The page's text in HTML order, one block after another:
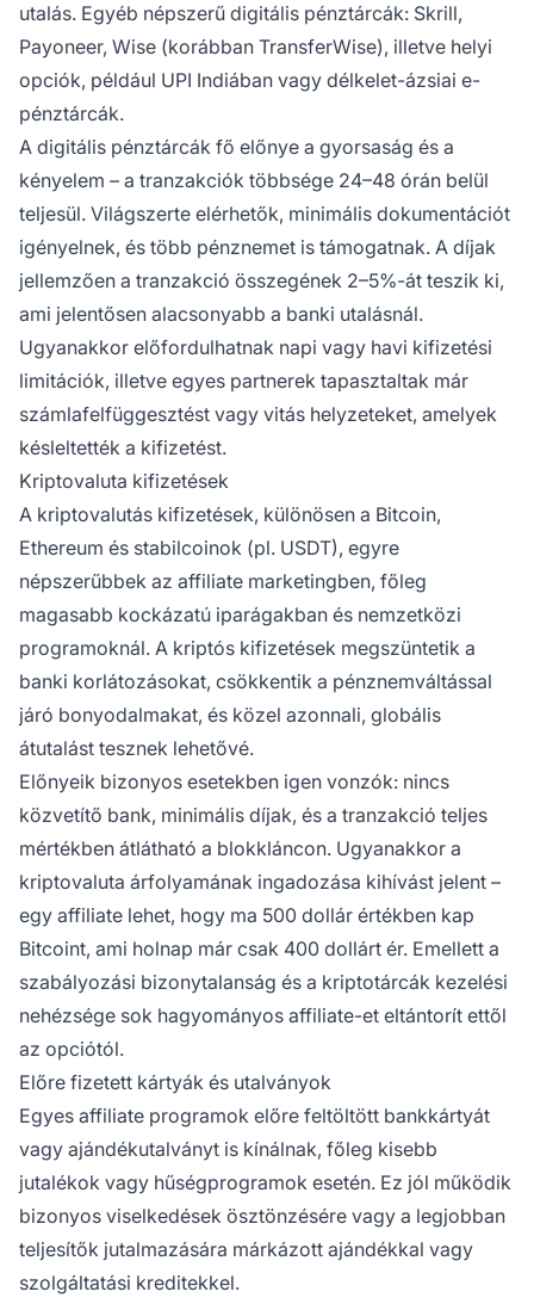
utalás. Egyéb népszerű digitális pénztárcák: Skrill,
Payoneer, Wise (korábban TransferWise), illetve helyi
opciók, például UPI Indiában vagy délkelet-ázsiai e-
pénztárcák.
A digitális pénztárcák fő előnye a gyorsaság és a
kényelem – a tranzakciók többsége 24–48 órán belül
teljesül. Világszerte elérhetők, minimális dokumentációt
igényelnek, és több pénznemet is támogatnak. A díjak
jellemzően a tranzakció összegének 2–5%-át teszik ki,
ami jelentősen alacsonyabb a banki utalásnál.
Ugyanakkor előfordulhatnak napi vagy havi kifizetési
limitációk, illetve egyes partnerek tapasztaltak már
számlafelfüggesztést vagy vitás helyzeteket, amelyek
késleltették a kifizetést.
Kriptovaluta kifizetések
A kriptovalutás kifizetések, különösen a Bitcoin,
Ethereum és stabilcoinok (pl. USDT), egyre
népszerűbbek az affiliate marketingben, főleg
magasabb kockázatú iparágakban és nemzetközi
programoknál. A kriptós kifizetések megszüntetik a
banki korlátozásokat, csökkentik a pénznemváltással
járó bonyodalmakat, és közel azonnali, globális
átutalást tesznek lehetővé.
Előnyeik bizonyos esetekben igen vonzók: nincs
közvetítő bank, minimális díjak, és a tranzakció teljes
mértékben átlátható a blokkláncon. Ugyanakkor a
kriptovaluta árfolyamának ingadozása kihívást jelent –
egy affiliate lehet, hogy ma 500 dollár értékben kap
Bitcoint, ami holnap már csak 400 dollárt ér. Emellett a
szabályozási bizonytalanság és a kriptotárcák kezelési
nehézsége sok hagyományos affiliate-et eltántorít ettől
az opciótól.
Előre fizetett kártyák és utalványok
Egyes affiliate programok előre feltöltött bankkártyát
vagy ajándékutalványt is kínálnak, főleg kisebb
jutalékok vagy hűségprogramok esetén. Ez jól működik
bizonyos viselkedések ösztönzésére vagy a legjobban
teljesítők jutalmazására márkázott ajándékkal vagy
szolgáltatási kreditekkel.